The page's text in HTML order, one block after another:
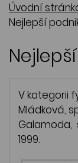
Úvodní
Nejlepší
V kategorii
Mládková,
Galamoda,
1999.